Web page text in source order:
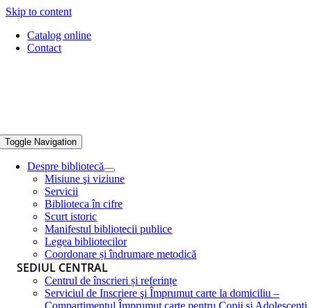
Skip to content
Catalog online
Contact
Toggle Navigation
Despre bibliotecă
Misiune şi viziune
Servicii
Biblioteca în cifre
Scurt istoric
Manifestul bibliotecii publice
Legea bibliotecilor
Coordonare și îndrumare metodică
SEDIUL CENTRAL
Centrul de înscrieri și referințe
Serviciul de Inscriere şi Împrumut carte la domiciliu –
Compartimentul Împrumut carte pentru Copii şi Adolescenţi